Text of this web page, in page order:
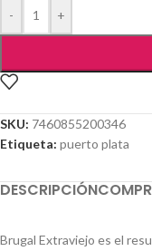
- +
SKU: 7460855200346
Etiqueta: puerto plata
DESCRIPCIÓN
Brugal Extraviejo es el